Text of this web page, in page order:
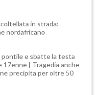
in strada:
nordafricano
pontile e sbatte la testa
17enne | Tragedia anche
precipita per oltre 50